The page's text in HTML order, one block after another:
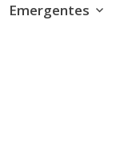
Emergentes